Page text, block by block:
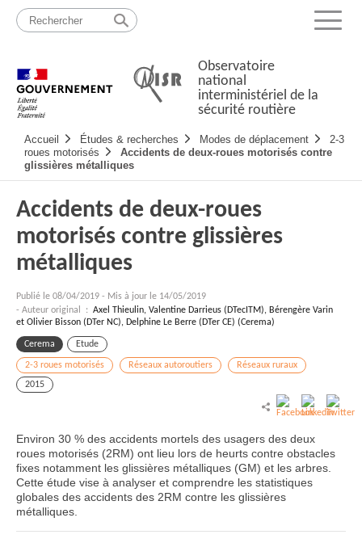
Passer
contenu
Menu
Observatoire
national
interministériel de la
sécurité routière
principale
Accueil Études & recherches Modes de déplacement
2-3
roues motorisés
Accidents de deux-roues motorisés contre
glissières métalliques
Accidents de deux-roues
motorisés contre glissières
métalliques
Publié le 08/04/2019 - Mis à jour le 14/05/2019
- Auteur original : Axel Thieulin, Valentine Darrieus (DTecITM), Bérengère Varin
et Olivier Bisson (DTer NC), Delphine Le Berre (DTer CE) (Cerema)
Cerema Etude
2-3 roues motorisés Réseaux autoroutiers
Réseaux ruraux
2015
Environ 30 % des accidents mortels des usagers des deux
roues motorisés (2RM) ont lieu lors de heurts contre obstacles
fixes notamment les glissières métalliques (GM) et les arbres.
Cette étude vise à analyser et comprendre les statistiques
globales des accidents des 2RM contre les glissières
métalliques.